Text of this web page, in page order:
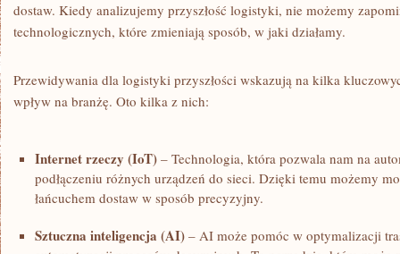
dostaw. Kiedy analizujemy przyszłość logistyki, nie możemy
technologicznych, które zmieniają ‍sposób, w jaki działamy.
Przewidywania dla logistyki przyszłości wskazują na‍ kilka
wpływ na branżę. Oto ⁢kilka z nich:
Internet rzeczy (IoT) – Technologia, która pozwala nam na
podłączeniu różnych urządzeń do sieci. Dzięki temu możemy
łańcuchem dostaw w sposób precyzyjny.
Sztuczna inteligencja (AI) – AI ⁤może ⁤pomóc w optymalizacji